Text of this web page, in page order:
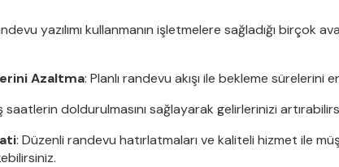
yazılımı kullanmanın işletmelere sağladığı birçok
Azaltma: Planlı randevu akışı ile bekleme sürelerini
saatlerin doldurulmasını sağlayarak gelirlerinizi
: Düzenli randevu hatırlatmaları ve kaliteli hizmet ile